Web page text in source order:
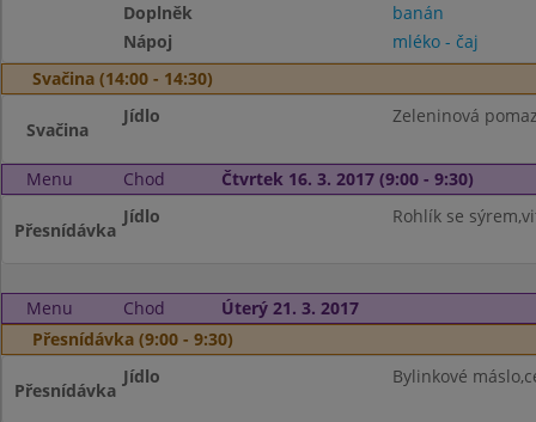
Doplněk
banán
Nápoj
mléko - čaj
Svačina (14:00 - 14:30)
Svačina
Jídlo Zeleninová
Menu Chod Čtvrtek 16. 3. 2017 (9:00 - 9:30)
Přesnídávka
Jídlo Rohlík se
Menu Chod
Úterý 21. 3. 2017
Přesnídávka (9:00 - 9:30)
Přesnídávka
Jídlo Bylinkové